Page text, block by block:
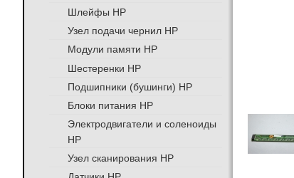
Шлейфы HP
Узел подачи чернил HP
Модули памяти HP
Шестеренки HP
Подшипники (бушинги) HP
Блоки питания HP
Электродвигатели и соленоиды
HP
Узел сканирования HP